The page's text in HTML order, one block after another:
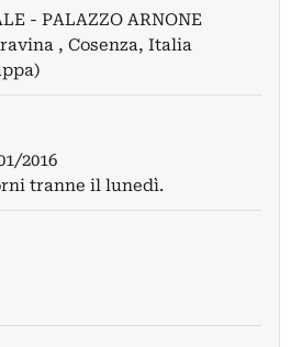
- PALAZZO ARNONE
, Cosenza, Italia
2016
tranne il lunedì.